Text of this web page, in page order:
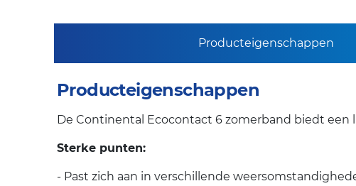
Producteigenschappen
Producteigenschappen
De Continental Ecocontact 6 zomerband biedt
Sterke punten:
- Past zich aan in verschillende